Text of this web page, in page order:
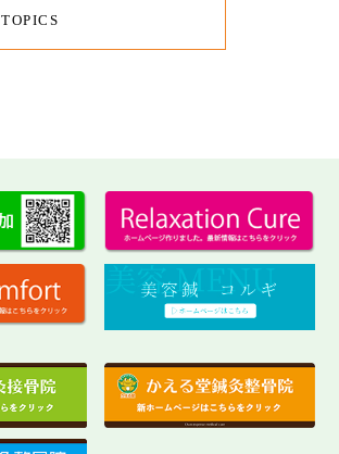
TOPICS